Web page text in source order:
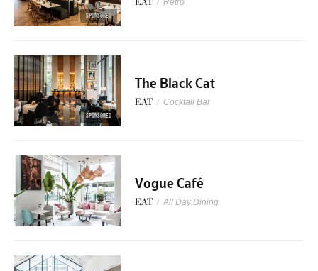
SPONSORED
Retro
SPONSORED
The Black Cat
EAT / Cocktail Bar
Vogue Café
EAT / All Day Dining